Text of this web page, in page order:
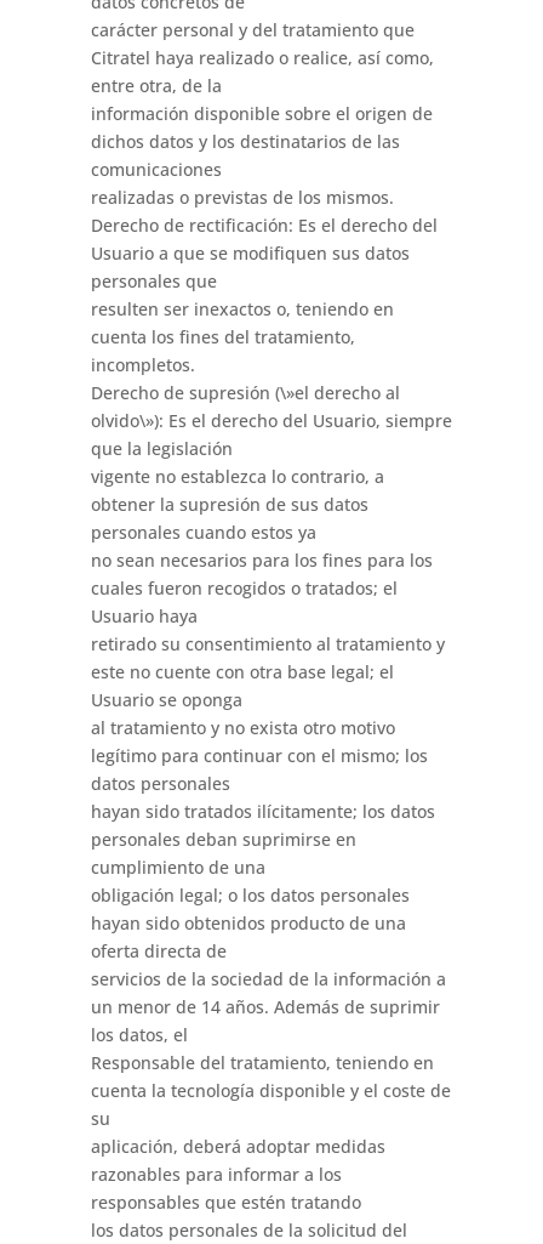
carácter personal y del tratamiento que
Citratel haya realizado o realice, así como,
entre otra, de la
información disponible sobre el origen de
dichos datos y los destinatarios de las
comunicaciones
realizadas o previstas de los mismos.
Derecho de rectificación: Es el derecho del
Usuario a que se modifiquen sus datos
personales que
resulten ser inexactos o, teniendo en
cuenta los fines del tratamiento,
incompletos.
Derecho de supresión (\»el derecho al
olvido\»): Es el derecho del Usuario, siempre
que la legislación
vigente no establezca lo contrario, a
obtener la supresión de sus datos
personales cuando estos ya
no sean necesarios para los fines para los
cuales fueron recogidos o tratados; el
Usuario haya
retirado su consentimiento al tratamiento y
este no cuente con otra base legal; el
Usuario se oponga
al tratamiento y no exista otro motivo
legítimo para continuar con el mismo; los
datos personales
hayan sido tratados ilícitamente; los datos
personales deban suprimirse en
cumplimiento de una
obligación legal; o los datos personales
hayan sido obtenidos producto de una
oferta directa de
servicios de la sociedad de la información a
un menor de 14 años. Además de suprimir
los datos, el
Responsable del tratamiento, teniendo en
cuenta la tecnología disponible y el coste de
su
aplicación, deberá adoptar medidas
razonables para informar a los
responsables que estén tratando
los datos personales de la solicitud del